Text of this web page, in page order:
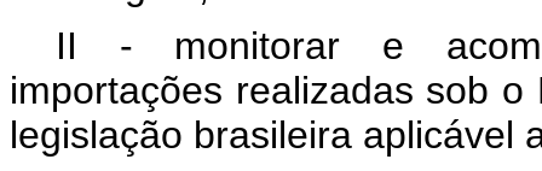
II - monitorar e
importações realizadas sob
legislação brasileira aplicável